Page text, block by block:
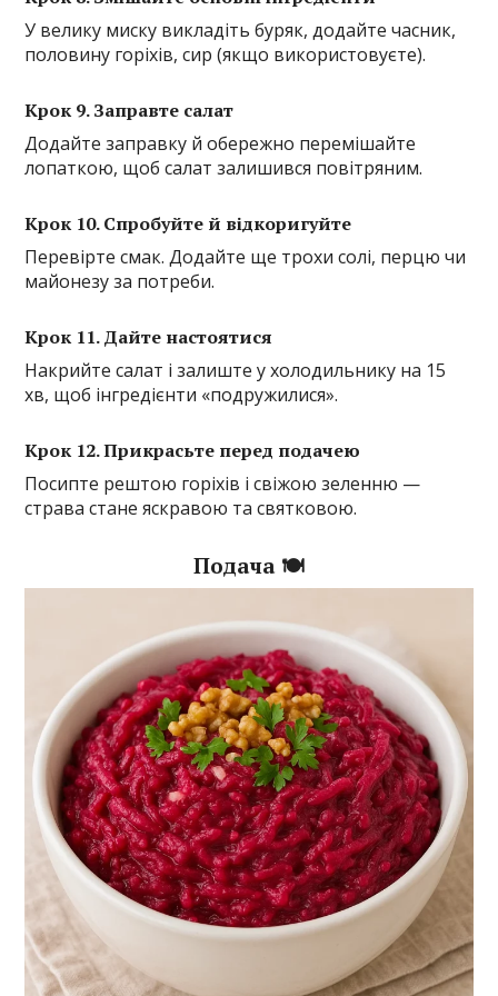
У велику миску викладіть буряк, додайте часник,
половину горіхів, сир (якщо використовуєте).
Крок 9. Заправте салат
Додайте заправку й обережно перемішайте
лопаткою, щоб салат залишився повітряним.
Крок 10. Спробуйте й відкоригуйте
Перевірте смак. Додайте ще трохи солі, перцю чи
майонезу за потреби.
Крок 11. Дайте настоятися
Накрийте салат і залиште у холодильнику на 15
хв, щоб інгредієнти «подружилися».
Крок 12. Прикрасьте перед подачею
Посипте рештою горіхів і свіжою зеленню —
страва стане яскравою та святковою.
Подача 🍽️